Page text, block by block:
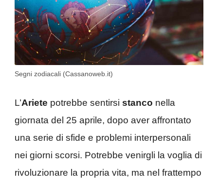
Segni zodiacali (Cassanoweb.it)
L’Ariete potrebbe sentirsi stanco nella
giornata del 25 aprile, dopo aver affrontato
una serie di sfide e problemi interpersonali
nei giorni scorsi. Potrebbe venirgli la voglia di
rivoluzionare la propria vita, ma nel frattempo